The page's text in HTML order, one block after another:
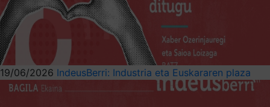
19/06/2026 IndeusBerri: Industria eta Euskararen plaza